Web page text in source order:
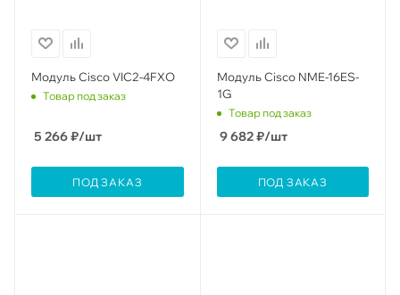
Модуль Cisco VIC2-4FXO
Товар под заказ
5 266₽/шт
ПОД ЗАКАЗ
Модуль Cisco NME-16ES-
1G
Товар под заказ
9 682₽/шт
ПОД ЗАКАЗ